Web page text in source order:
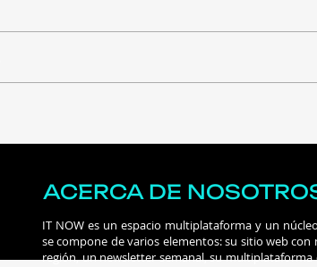
ACERCA DE
IT NOW es un espacio multiplataforma y un
se compone de varios elementos: su sitio web con
región, un newsletter semanal, su multiplataforma